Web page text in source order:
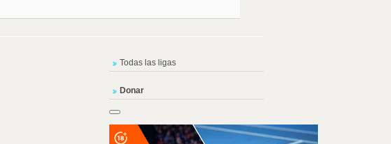
Todas las ligas
Donar